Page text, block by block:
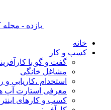
بازده -
خانه
کسب و کار
گفت و گو با
مشاغل خانگی
استخدام ،کاریابی
معرفی استارت آپ
کسب و کارهای